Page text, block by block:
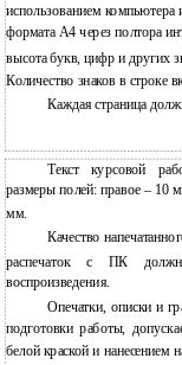
использованием компьютера
формата А4 через полтора
высота букв, цифр и других
Количество знаков в строке
Каждая страница
Текст курсовой
размеры полей: правое – 10
мм.
Качество
распечаток с ПК
воспроизведения.
Опечатки, описки и
подготовки работы,
белой краской и нанесением